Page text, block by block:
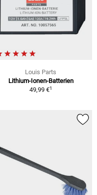
Louis Parts
Lithium-Ionen-Batterien
49,99 €1